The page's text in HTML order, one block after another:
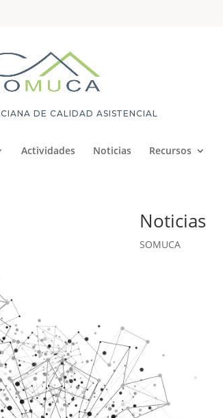
DE CALIDAD ASISTENCIAL
Actividades Noticias Recursos
Noticias
SOMUCA